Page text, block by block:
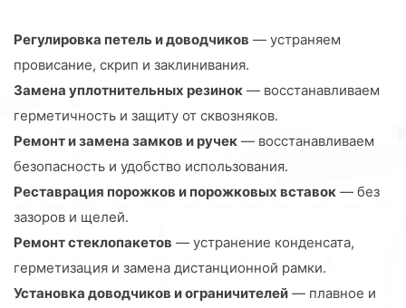
Регулировка петель и доводчиков — устраняем
провисание, скрип и заклинивания.
Замена уплотнительных резинок — восстанавливаем
герметичность и защиту от сквозняков.
Ремонт и замена замков и ручек — восстанавливаем
безопасность и удобство использования.
Реставрация порожков и порожковых вставок — без
зазоров и щелей.
Ремонт стеклопакетов — устранение конденсата,
герметизация и замена дистанционной рамки.
Установка доводчиков и ограничителей — плавное и